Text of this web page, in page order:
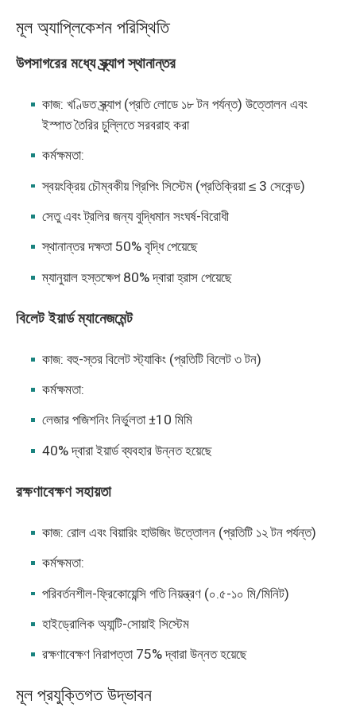
মূল অ্যাপ্লিকেশন পরিস্থিতি
উপসাগরের মধ্যে স্ক্র্যাপ স্থানান্তর
কাজ: খণ্ডিত স্ক্র্যাপ (প্রতি লোডে ১৮ টন পর্যন্ত) উত্তোলন এবং
ইস্পাত তৈরির চুল্লিতে সরবরাহ করা
কর্মক্ষমতা:
স্বয়ংক্রিয় চৌম্বকীয় গ্রিপিং সিস্টেম (প্রতিক্রিয়া ≤ 3 সেকেন্ড)
সেতু এবং ট্রলির জন্য বুদ্ধিমান সংঘর্ষ-বিরোধী
স্থানান্তর দক্ষতা 50% বৃদ্ধি পেয়েছে
ম্যানুয়াল হস্তক্ষেপ 80% দ্বারা হ্রাস পেয়েছে
বিলেট ইয়ার্ড ম্যানেজমেন্ট
কাজ: বহু-স্তর বিলেট স্ট্যাকিং (প্রতিটি বিলেট ৩ টন)
কর্মক্ষমতা:
লেজার পজিশনিং নির্ভুলতা ±10 মিমি
40% দ্বারা ইয়ার্ড ব্যবহার উন্নত হয়েছে
রক্ষণাবেক্ষণ সহায়তা
কাজ: রোল এবং বিয়ারিং হাউজিং উত্তোলন (প্রতিটি ১২ টন পর্যন্ত)
কর্মক্ষমতা:
পরিবর্তনশীল-ফ্রিকোয়েন্সি গতি নিয়ন্ত্রণ (০.৫-১০ মি/মিনিট)
হাইড্রোলিক অ্যান্টি-সোয়াই সিস্টেম
রক্ষণাবেক্ষণ নিরাপত্তা 75% দ্বারা উন্নত হয়েছে
মূল প্রযুক্তিগত উদ্ভাবন